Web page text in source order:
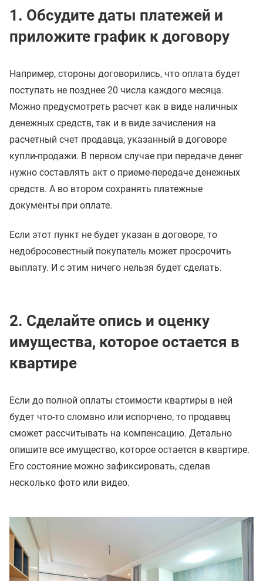
1. Обсудите даты платежей и
приложите график к договору
Например, стороны договорились, что оплата будет
поступать не позднее 20 числа каждого месяца.
Можно предусмотреть расчет как в виде наличных
денежных средств, так и в виде зачисления на
расчетный счет продавца, указанный в договоре
купли-продажи. В первом случае при передаче денег
нужно составлять акт о приеме-передаче денежных
средств. А во втором сохранять платежные
документы при оплате.
Если этот пункт не будет указан в договоре, то
недобросовестный покупатель может просрочить
выплату. И с этим ничего нельзя будет сделать.
2. Сделайте опись и оценку
имущества, которое остается в
квартире
Если до полной оплаты стоимости квартиры в ней
будет что-то сломано или испорчено, то продавец
сможет рассчитывать на компенсацию. Детально
опишите все имущество, которое остается в квартире.
Его состояние можно зафиксировать, сделав
несколько фото или видео.